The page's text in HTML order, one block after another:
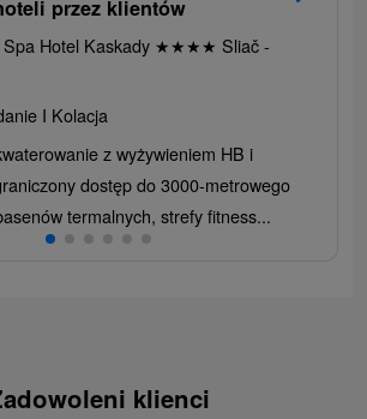
przez klientów
Hotel Kaskady ★★★★ Sliač -
I Kolacja
z wyżywieniem HB i
dostęp do 3000-metrowego
termalnych, strefy fitness...
klienci